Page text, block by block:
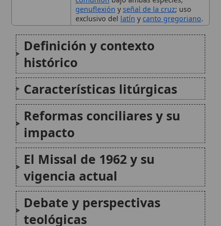
El Missal de 1962 y su
vigencia actual
Debate y perspectivas
teológicas
Conclusión
Citas y referencias
Modificado el 18 de octubre de 2025 •
artículo•Paq. Scorm (LMS)•Sugerir mejora•Compartir artículo•
Imprimir artículo•Generar QR•Instalar aplicación
Canon de la Misa
El Canon de la Misa, conocido también como la
Plegaria Eucarística, constituye la parte central y más
sagrada de la liturgia eucarística en el Rito Romano,
donde los dones del pan y el vino son consagrados en
el Cuerpo y...